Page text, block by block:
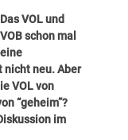
Das VOL und
VOB schon mal
eine
nicht neu. Aber
VOL von
“geheim”?
im